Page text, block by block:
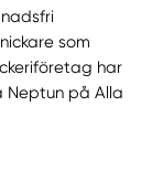
som
har
på Alla